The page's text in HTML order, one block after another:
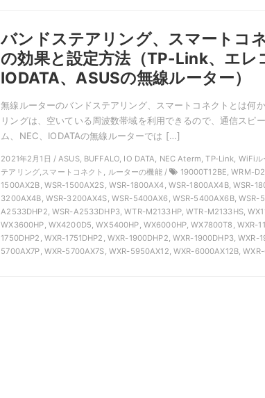
バンドステアリング、スマートコ
の効果と設定方法（TP-Link、エレ
IODATA、ASUSの無線ルーター）
無線ルーターのバンドステアリング、スマートコネクトとは何
リングは、空いている周波数帯域を利用できるので、通信スピ
ム、NEC、IODATAの無線ルーターでは […]
2021年2月1日 / ASUS, BUFFALO, IO DATA, NEC Aterm, TP-Link, WiFiル
テアリング,スマートコネクト, ルーターの機能 /
19000T12BE, WRM-
1500AX2B, WSR-1500AX2S, WSR-1800AX4, WSR-1800AX4B, WSR-
3200AX4B, WSR-3200AX4S, WSR-5400AX6, WSR-5400AX6B, WSR-
A2533DHP2, WSR-A2533DHP3, WTR-M2133HP, WTR-M2133HS,
WX3600HP, WX4200D5, WX5400HP, WX6000HP, WX7800T8, WXR-
1750DHP2, WXR-1751DHP2, WXR-1900DHP2, WXR-1900DHP3, WXR-
5700AX7P, WXR-5700AX7S, WXR-5950AX12, WXR-6000AX12B,